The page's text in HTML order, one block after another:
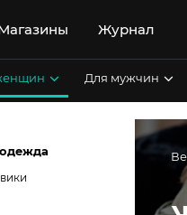
Журнал
Для мужчин